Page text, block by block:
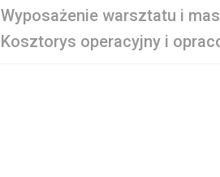
Wyposażenie warsztatu i
Kosztorys operacyjny i